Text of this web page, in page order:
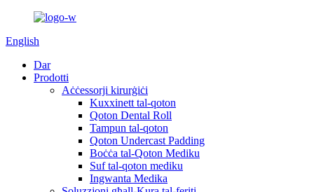
English
Dar
Prodotti
Aċċessorji kirurġiċi
Kuxxinett tal-qoton
Qoton Dental Roll
Tampun tal-qoton
Qoton Undercast Padding
Boċċa tal-Qoton Mediku
Suf tal-qoton mediku
Ingwanta Medika